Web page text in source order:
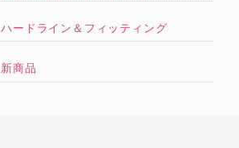
ハードライン＆フィッティング
新商品